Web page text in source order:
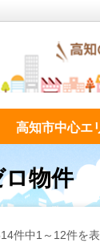
高知市中心エ
物件
件中1～12件を